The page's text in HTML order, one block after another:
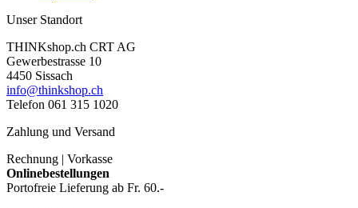
Unser Standort
THINKshop.ch CRT AG
Gewerbestrasse 10
4450 Sissach
info@thinkshop.ch
Telefon 061 315 1020
Zahlung und Versand
Rechnung | Vorkasse
Onlinebestellungen
Portofreie Lieferung ab Fr. 60.-